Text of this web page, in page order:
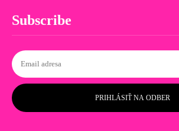
Subscribe
PRIHLÁSIŤ NA ODBER